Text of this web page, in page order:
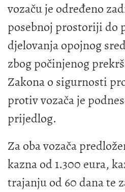
vozaču je određeno
posebnoj prostoriji do
djelovanja opojnog
zbog počinjenog
Zakona o sigurnosti
protiv vozača je
prijedlog.
Za oba vozača
kazna od 1.300 eura,
trajanju od 60 dana te